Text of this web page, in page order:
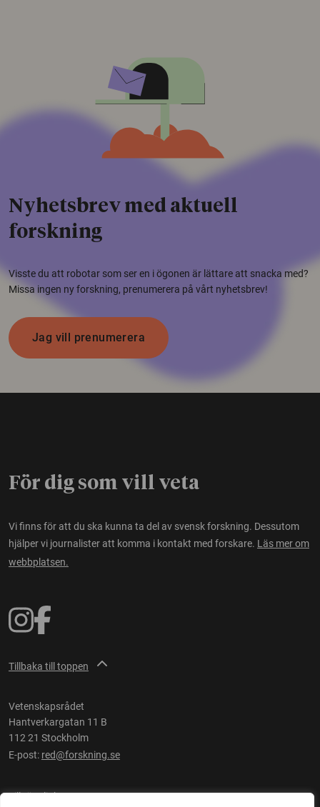
Nyhetsbrev med aktuell
forskning
Visste du att robotar som ser en i ögonen är lättare att snacka med?
Missa ingen ny forskning, prenumerera på vårt nyhetsbrev!
Jag vill prenumerera
För dig som vill veta
Vi finns för att du ska kunna ta del av svensk forskning. Dessutom
hjälper vi journalister att komma i kontakt med forskare. Läs mer om
webbplatsen.
Tillbaka till toppen
Vetenskapsrådet
Hantverkargatan 11 B
112 21 Stockholm
E-post: red@forskning.se
Tillgänglighet